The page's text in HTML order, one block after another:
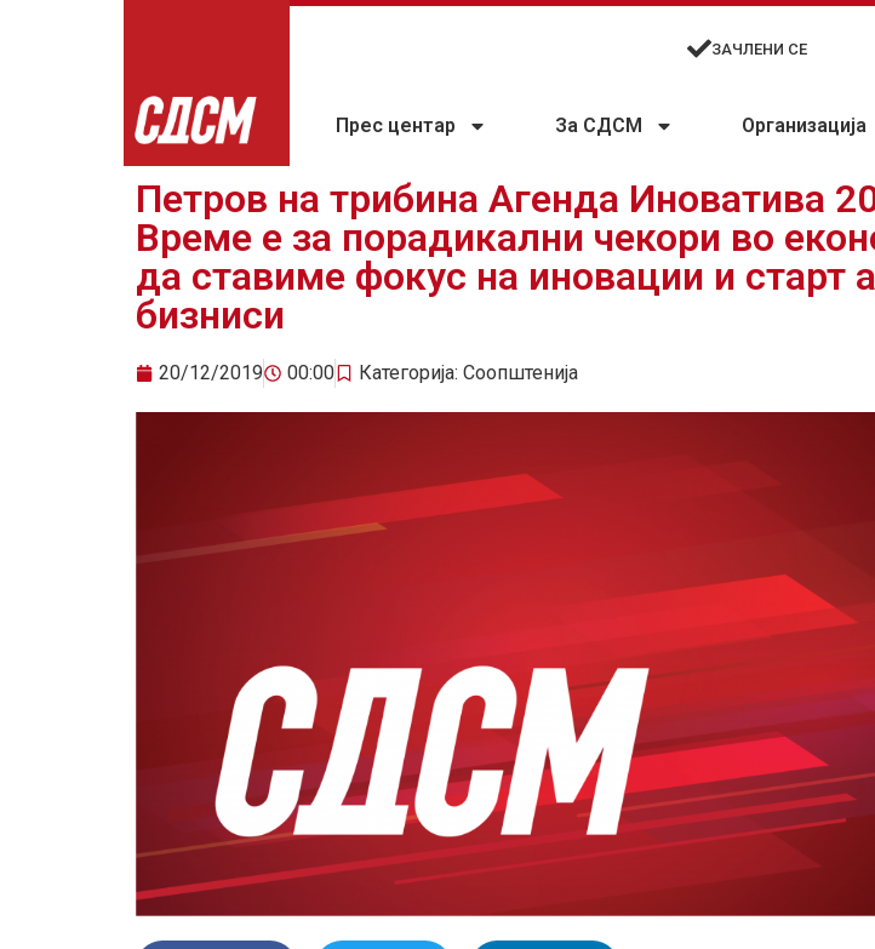
ЗАЧЛЕНИ СЕ
Прес центар За СДСМ Организација
Петров на трибина Агенда Иноватива
Време е за порадикални чекори во
да ставиме фокус на иновации и старт
бизниси
20/12/2019 00:00 Категорија: Соопштенија